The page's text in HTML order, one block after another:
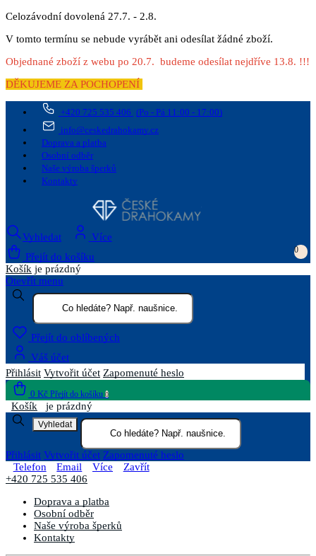
Celozávodní dovolená 27.7. - 2.8.
V tomto termínu se nebude vyrábět ani odesílat žádné zboží.
Objednané zboží z webu po 20.7. budeme odesílat nejdříve 13.8. !!!
DĚKUJEME ZA POCHOPENÍ
+420 725 535 406 (Po - Pá 11:00 - 17:00)
info@ceskedrahokamy.cz
Doprava a platba
Osobní odběr
Naše výroba šperků
Kontakty
Vyhledat
Více
Přejít do košíku
0
Košík je prázdný
Otevřít menu
Přejít do oblíbených
Váš účet
Přihlásit Vytvořit účet Zapomenuté heslo
0 Kč Přejít do košíku 0
Košík je prázdný
Vyhledat
Přihlásit Vytvořit účet Zapomenuté heslo
Telefon
Email Více
Zavřít
+420 725 535 406
Doprava a platba
Osobní odběr
Naše výroba šperků
Kontakty